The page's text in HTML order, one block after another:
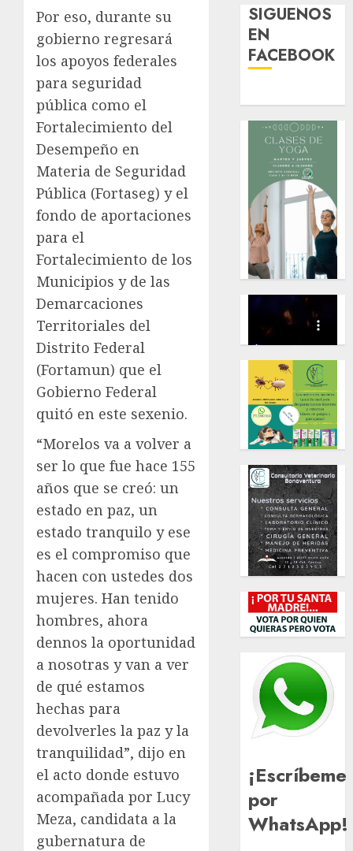
Por eso, durante su
gobierno regresará
los apoyos federales
para seguridad
pública como el
Fortalecimiento del
Desempeño en
Materia de Seguridad
Pública (Fortaseg) y el
fondo de aportaciones
para el
Fortalecimiento de los
Municipios y de las
Demarcaciones
Territoriales del
Distrito Federal
(Fortamun) que el
Gobierno Federal
quitó en este sexenio.
“Morelos va a volver a
ser lo que fue hace 155
años que se creó: un
estado en paz, un
estado tranquilo y ese
es el compromiso que
hacen con ustedes dos
mujeres. Han tenido
hombres, ahora
dennos la oportunidad
a nosotras y van a ver
de qué estamos
hechas para
devolverles la paz y la
tranquilidad”, dijo en
el acto donde estuvo
acompañada por Lucy
Meza, candidata a la
gubernatura de
SIGUENOS
EN
FACEBOOK
¡Escríbeme
por
WhatsApp!